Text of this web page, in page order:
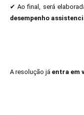
✔ Ao final, será
desempenho
A resolução já entra em